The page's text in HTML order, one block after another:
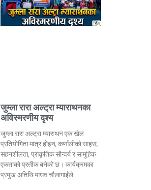
जुम्ला रारा अल्ट्रा म्याराथनका
अविस्मरणीय दृश्य
जुम्ला रारा अल्ट्रा म्याराथन एक खेल
प्रतियोगिता मात्र होइन, कर्णालीको साहस,
सहनशीलता, प्राकृतिक सौन्दर्य र सामूहिक
एकताको प्रतीक बनेको छ। कार्यक्रमका
प्रमुख अतिथि माधव चौलागाईंले